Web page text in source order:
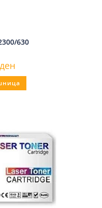
630
ден